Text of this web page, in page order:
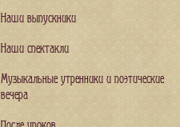
Наши выпускники
Наши спектакли
Музыкальные утренники и поэтические
вечера